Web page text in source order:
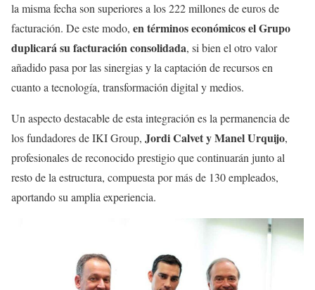
la misma fecha son superiores a los 222 millones de euros de
facturación. De este modo, en términos económicos el Grupo
duplicará su facturación consolidada, si bien el otro valor
añadido pasa por las sinergias y la captación de recursos en
cuanto a tecnología, transformación digital y medios.
Un aspecto destacable de esta integración es la permanencia de
los fundadores de IKI Group, Jordi Calvet y Manel Urquijo,
profesionales de reconocido prestigio que continuarán junto al
resto de la estructura, compuesta por más de 130 empleados,
aportando su amplia experiencia.